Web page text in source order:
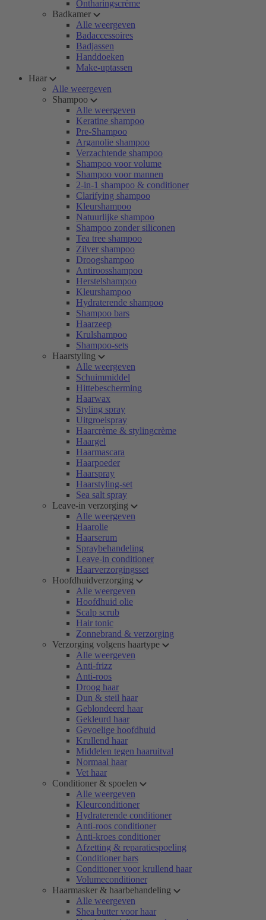
Ontharingscrème
Badkamer
Alle weergeven
Badaccessoires
Badjassen
Handdoeken
Make-uptassen
Haar
Alle weergeven
Shampoo
Alle weergeven
Keratine shampoo
Pre-Shampoo
Arganolie shampoo
Verzachtende shampoo
Shampoo voor volume
Shampoo voor mannen
2-in-1 shampoo & conditioner
Clarifying shampoo
Kleurshampoo
Natuurlijke shampoo
Shampoo zonder siliconen
Tea tree shampoo
Zilver shampoo
Droogshampoo
Antiroosshampoo
Herstelshampoo
Kleurshampoo
Hydraterende shampoo
Shampoo bars
Haarzeep
Krulshampoo
Shampoo-sets
Haarstyling
Alle weergeven
Schuimmiddel
Hittebescherming
Haarwax
Styling spray
Uitgroeispray
Haarcrème & stylingcrème
Haargel
Haarmascara
Haarpoeder
Haarspray
Haarstyling-set
Sea salt spray
Leave-in verzorging
Alle weergeven
Haarolie
Haarserum
Spraybehandeling
Leave-in conditioner
Haarverzorgingsset
Hoofdhuidverzorging
Alle weergeven
Hoofdhuid olie
Scalp scrub
Hair tonic
Zonnebrand & verzorging
Verzorging volgens haartype
Alle weergeven
Anti-frizz
Anti-roos
Droog haar
Dun & steil haar
Geblondeerd haar
Gekleurd haar
Gevoelige hoofdhuid
Krullend haar
Middelen tegen haaruitval
Normaal haar
Vet haar
Conditioner & spoelen
Alle weergeven
Kleurconditioner
Hydraterende conditioner
Anti-roos conditioner
Anti-kroes conditioner
Afzetting & reparatiespoeling
Conditioner bars
Conditioner voor krullend haar
Volumeconditioner
Haarmasker & haarbehandeling
Alle weergeven
Shea butter voor haar